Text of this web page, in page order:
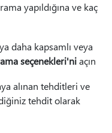
yapıldığına ve kaç
daha kapsamlı veya
seçenekleri'niaçın
alınan tehditleri ve
tehdit olarak